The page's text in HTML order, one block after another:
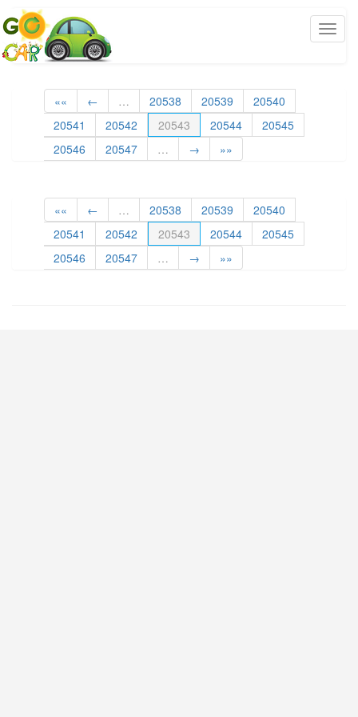
«« ← … 20538 20539
20540
20541
20542 20543 20544
20545
20546
20547 … → »»
«« ← … 20538 20539
20540
20541
20542 20543 20544
20545
20546
20547 … → »»